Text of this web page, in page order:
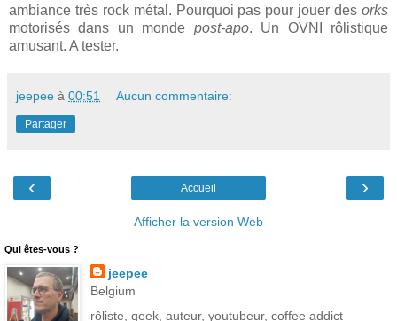
ambiance très rock métal. Pourquoi pas pour jouer des orks
motorisés dans un monde post-apo. Un OVNI rôlistique
amusant. A tester.
jeepee à 00:51 Aucun commentaire:
Partager
‹ ›
Accueil
Afficher la version Web
Qui êtes-vous ?
jeepee
Belgium
rôliste, geek, auteur, youtubeur, coffee addict